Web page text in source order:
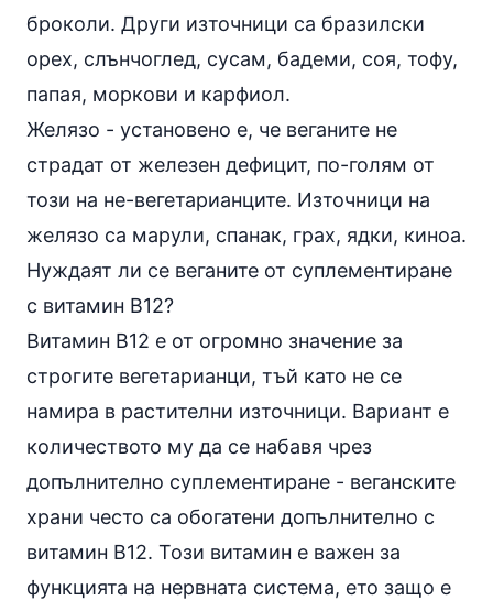
броколи. Други източници са бразилски
орех, слънчоглед, сусам, бадеми, соя, тофу,
папая, моркови и карфиол.
Желязо - установено е, че веганите не
страдат от железен дефицит, по-голям от
този на не-вегетарианците. Източници на
желязо са марули, спанак, грах, ядки, киноа.
Нуждаят ли се веганите от суплементиране
с витамин B12?
Витамин B12 е от огромно значение за
строгите вегетарианци, тъй като не се
намира в растителни източници. Вариант е
количеството му да се набавя чрез
допълнително суплементиране - веганските
храни често са обогатени допълнително с
витамин В12. Този витамин е важен за
функцията на нервната система, ето защо е